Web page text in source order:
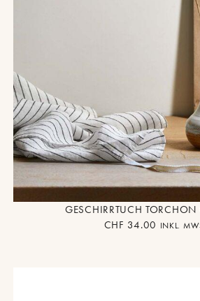
GESCHIRRTUCH TORCHON
CHF 34.00 INKL.